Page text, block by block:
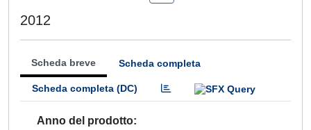
2012
Scheda breve Scheda completa
Scheda completa (DC)
Anno del prodotto